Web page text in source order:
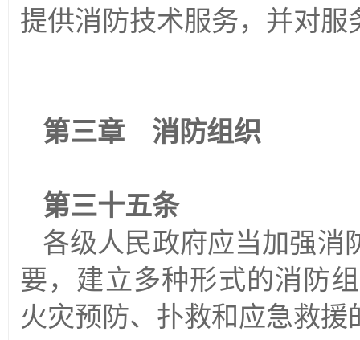
提供消防技术服务，并对服
第三章 消防组织
第三十五条
各级人民政府应当加强消
要，建立多种形式的消防
火灾预防、扑救和应急救援